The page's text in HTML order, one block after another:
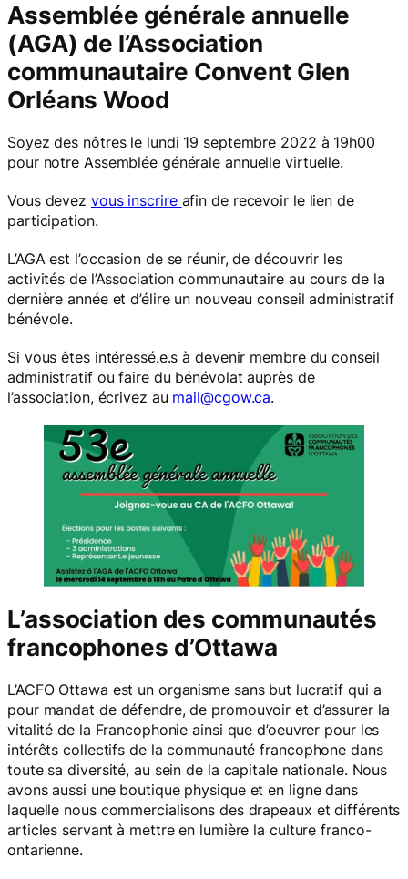
Assemblée générale annuelle
(AGA) de l’Association
communautaire Convent Glen
Orléans Wood
Soyez des nôtres le lundi 19 septembre 2022 à 19h00
pour notre Assemblée générale annuelle virtuelle.
Vous devez vous inscrire afin de recevoir le lien de
participation.
L’AGA est l’occasion de se réunir, de découvrir les
activités de l’Association communautaire au cours de la
dernière année et d’élire un nouveau conseil administratif
bénévole.
Si vous êtes intéressé.e.s à devenir membre du conseil
administratif ou faire du bénévolat auprès de
l’association, écrivez au mail@cgow.ca.
L’association des communautés
francophones d’Ottawa
L’ACFO Ottawa est un organisme sans but lucratif qui a
pour mandat de défendre, de promouvoir et d’assurer la
vitalité de la Francophonie ainsi que d’oeuvrer pour les
intérêts collectifs de la communauté francophone dans
toute sa diversité, au sein de la capitale nationale. Nous
avons aussi une boutique physique et en ligne dans
laquelle nous commercialisons des drapeaux et différents
articles servant à mettre en lumière la culture franco-
ontarienne.